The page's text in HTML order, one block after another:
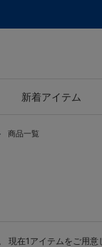
新着アイテム
商品一覧
現在1アイテムをご用